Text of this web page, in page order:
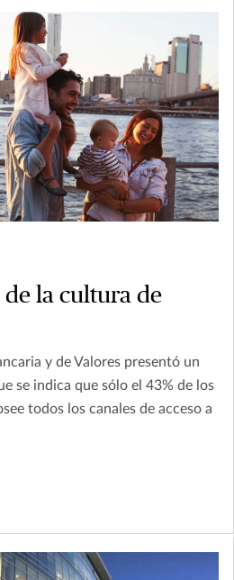
la cultura de
y de Valores presentó un
se indica que sólo el 43% de los
todos los canales de acceso a